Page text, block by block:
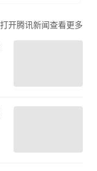
打开腾讯新闻查看更多